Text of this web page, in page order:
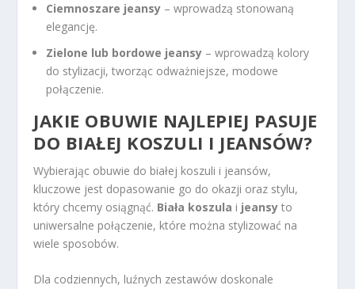
Ciemnoszare jeansy – wprowadzą stonowaną
elegancję.
Zielone lub bordowe jeansy – wprowadzą kolory
do stylizacji, tworząc odważniejsze, modowe
połączenie.
JAKIE OBUWIE NAJLEPIEJ PASUJE
DO BIAŁEJ KOSZULI I JEANSÓW?
Wybierając obuwie do białej koszuli i jeansów,
kluczowe jest dopasowanie go do okazji oraz stylu,
który chcemy osiągnąć. Biała koszula i jeansy to
uniwersalne połączenie, które można stylizować na
wiele sposobów.
Dla codziennych, luźnych zestawów doskonale